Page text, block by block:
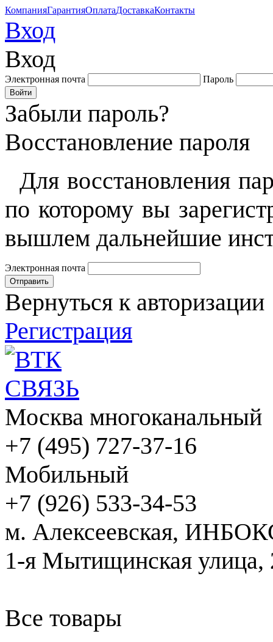
КомпанияГарантияОплатаДоставкаКонтакты
Вход
Вход
Электронная почта Пароль
Забыли пароль?
Восстановление пароля
Для восстановления
по которому вы
вышлем дальнейшие
Электронная почта
Вернуться к авторизации
Регистрация
Москва многоканальный
+7 (495) 727-37-16
Мобильный
+7 (926) 533-34-53
м. Алексеевская,
1-я Мытищинская улица,
Все товары